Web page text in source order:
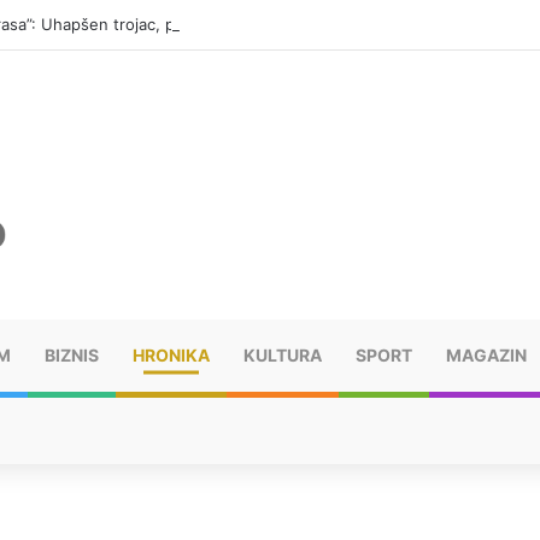
Uhapšen trojac, pronađeno 14 automatskih pušaka (FOTO)
BIZNIS HRONIKA KULTURA SPORT MAGAZIN